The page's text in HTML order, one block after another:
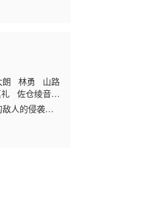
朗 林勇 山路
礼 佐仓绫音
人的侵袭。
——仅凭009
追求的“理